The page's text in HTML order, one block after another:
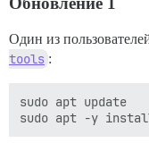
Один из
tools :
sudo apt update